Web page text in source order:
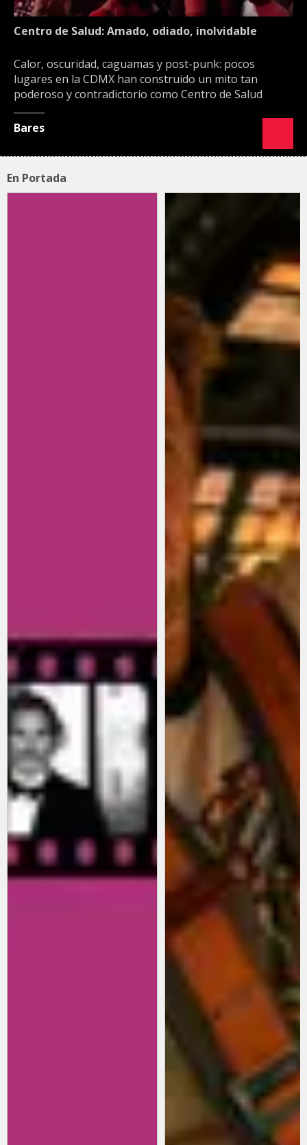
Centro de Salud: Amado, odiado, inolvidable
Calor, oscuridad, caguamas y post-punk: pocos
lugares en la CDMX han construido un mito tan
poderoso y contradictorio como Centro de Salud
Bares
En Portada